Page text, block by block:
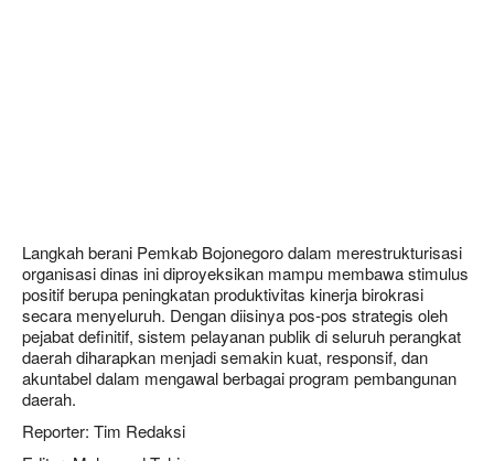
Langkah berani Pemkab Bojonegoro dalam merestrukturisasi
organisasi dinas ini diproyeksikan mampu membawa stimulus
positif berupa peningkatan produktivitas kinerja birokrasi
secara menyeluruh. Dengan diisinya pos-pos strategis oleh
pejabat definitif, sistem pelayanan publik di seluruh perangkat
daerah diharapkan menjadi semakin kuat, responsif, dan
akuntabel dalam mengawal berbagai program pembangunan
daerah.
Reporter: Tim Redaksi